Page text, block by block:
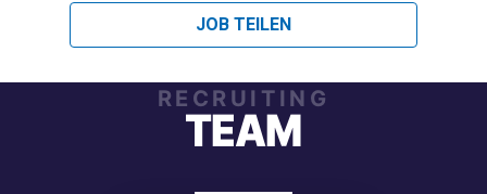
JOB TEILEN
RECRUITING
TEAM